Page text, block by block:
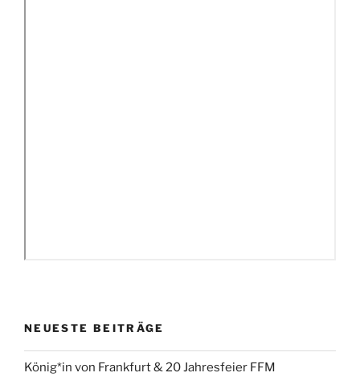
NEUESTE BEITRÄGE
König*in von Frankfurt & 20 Jahresfeier FFM